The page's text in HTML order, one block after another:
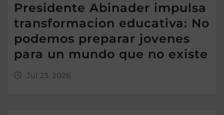
Presidente Abinader impulsa
transformacion educativa: No
podemos preparar jovenes
para un mundo que no existe
Jul 23, 2026